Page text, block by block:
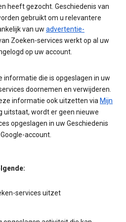
heeft gezocht. Geschiedenis van
gebruikt om u relevantere
van uw advertentie-
Zoeken-services werkt op al uw
op uw account.
informatie die is opgeslagen in uw
doornemen en verwijderen.
informatie ook uitzetten via Mijn
uitstaat, wordt er geen nieuwe
opgeslagen in uw Geschiedenis
account.
services uitzet